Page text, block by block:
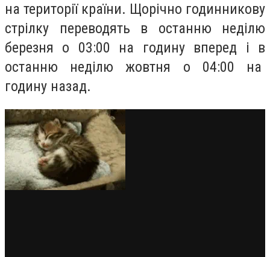
на території країни. Щорічно годинникову
стрілку переводять в останню неділю
березня о 03:00 на годину вперед і в
останню неділю жовтня о 04:00 на
годину назад.